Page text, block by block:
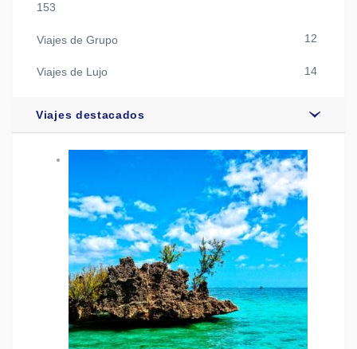
153
Viajes de Grupo 12
Viajes de Lujo 14
Viajes destacados